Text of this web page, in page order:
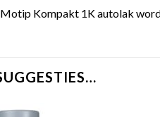
Kompakt 1K autolak